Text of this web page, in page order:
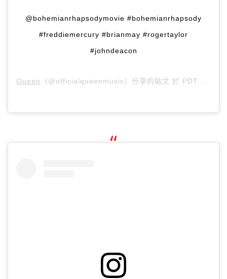
@bohemianrhapsodymovie #bohemianrhapsody
#freddiemercury #brianmay #rogertaylor
#johndeacon
Queen （@officialqueenmusic）分享的貼文 於 PDT 2018 年 8月 月 21 日 上午 6:17